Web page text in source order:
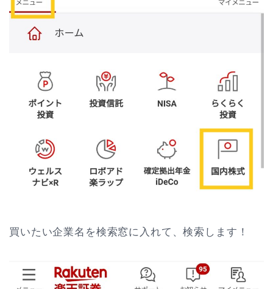
買いたい企業名を検索窓に入れて、検索します！